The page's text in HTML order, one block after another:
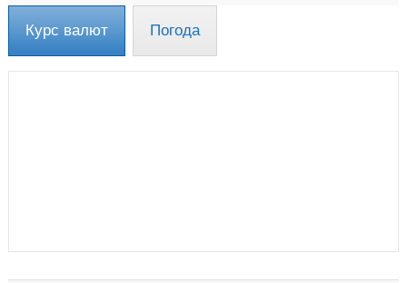
Курс валют Погода